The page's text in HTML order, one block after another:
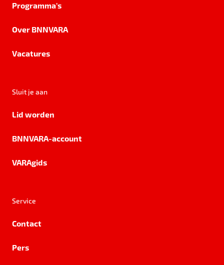
Programma's
Over BNNVARA
Vacatures
Sluit je aan
Lid worden
BNNVARA-account
VARAgids
Service
Contact
Pers